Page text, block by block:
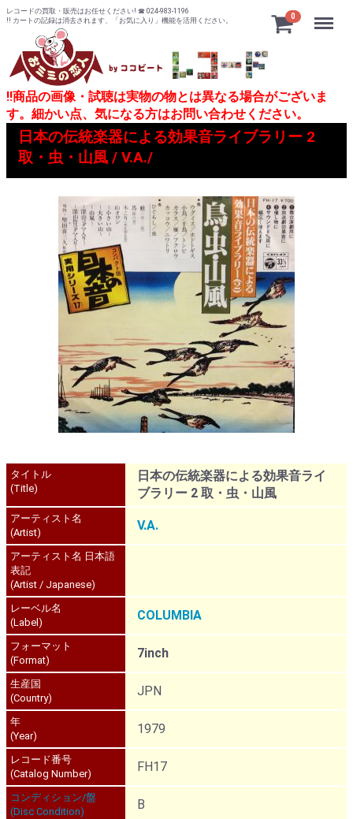
レコードの買取・販売はお任せください! ☎ 024-983-1196
!! カートの記録は消去されます、「お気に入り」機能を活用ください。
0 Menu
!!商品の画像・試聴は実物の物とは異なる場合がございま
す。細かい点、気になる方はお問い合わせください。
日本の伝統楽器による効果音ライブラリー 2
取・虫・山風 / V.A./
タイトル
(Title)
日本の伝統楽器による効果音ライ
ブラリー 2 取・虫・山風
アーティスト名
(Artist)
V.A.
アーティスト名 日本語
表記
(Artist / Japanese)
レーベル名
(Label)
COLUMBIA
フォーマット
(Format)
7inch
生産国
(Country)
JPN
年
(Year)
1979
レコード番号
(Catalog Number)
FH17
コンディション/盤
(Disc Condition)
B